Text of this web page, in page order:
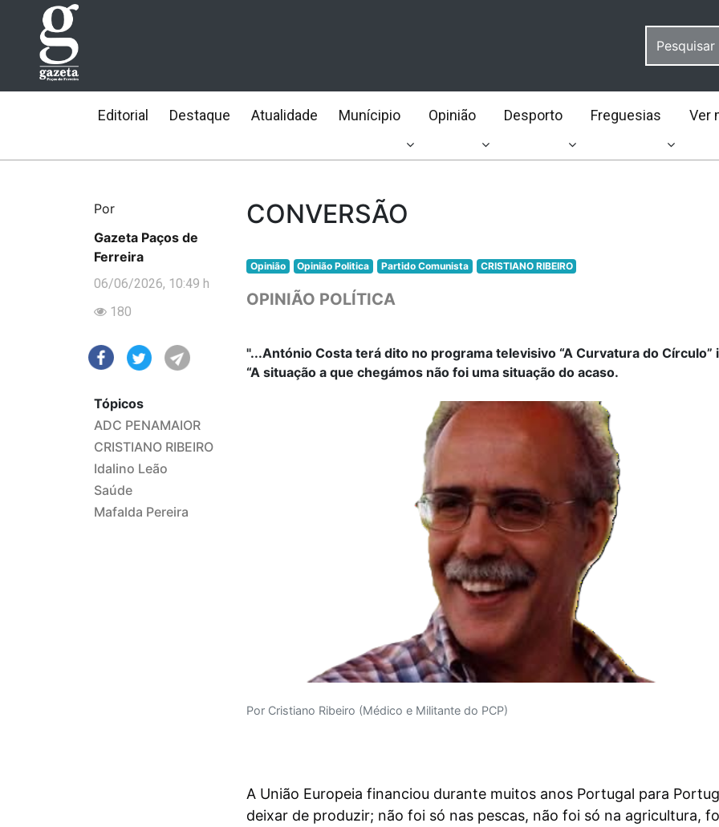
Editorial Destaque Atualidade Munícipio Opinião Desporto Freguesias Ver
Por
Gazeta Paços de
Ferreira
06/06/2026, 10:49 h
180
Tópicos
ADC PENAMAIOR
CRISTIANO RIBEIRO
Idalino Leão
Saúde
Mafalda Pereira
CONVERSÃO
Opinião Opinião Politica Partido Comunista CRISTIANO RIBEIRO
OPINIÃO POLÍTICA
"...António Costa terá dito no programa televisivo “A Curvatura do Círculo”
“A situação a que chegámos não foi uma situação do acaso.
Por Cristiano Ribeiro (Médico e Militante do PCP)
A União Europeia financiou durante muitos anos Portugal para
deixar de produzir; não foi só nas pescas, não foi só na agricultura,